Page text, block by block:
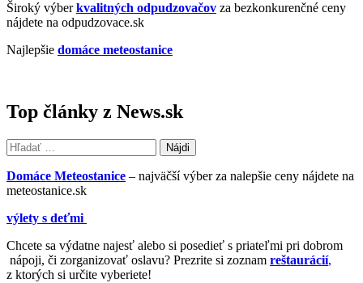
Široký výberkvalitných odpudzovačov za bezkonkurenčné ceny
nájdete na odpudzovace.sk
Najlepšie domáce meteostanice
Top články z News.sk
Hľadať:
Domáce Meteostanice – najväčší výber za nalepšie ceny nájdete na
meteostanice.sk
výlety s deťmi
Chcete sa výdatne najesť alebo si posedieť s priateľmi pri dobrom
nápoji, či zorganizovať oslavu? Prezrite si zoznam reštaurácií,
z ktorých si určite vyberiete!